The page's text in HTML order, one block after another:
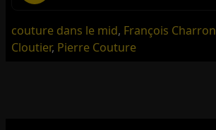
couture dans le mid, François Charron
Cloutier, Pierre Couture